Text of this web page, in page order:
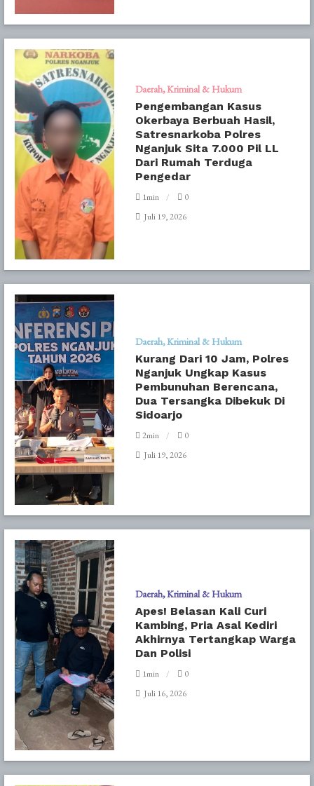
Daerah Kriminal & Hukum
Pengembangan Kasus
Okerbaya Berbuah Hasil,
Satresnarkoba Polres
Nganjuk Sita 7.000 Pil LL
Dari Rumah Terduga
Pengedar
1min
0
Juli 19, 2026
Daerah Kriminal & Hukum
Kurang Dari 10 Jam, Polres
Nganjuk Ungkap Kasus
Pembunuhan Berencana,
Dua Tersangka Dibekuk Di
Sidoarjo
2min
0
Juli 19, 2026
Daerah Kriminal & Hukum
Apes! Belasan Kali Curi
Kambing, Pria Asal Kediri
Akhirnya Tertangkap Warga
Dan Polisi
1min
0
Juli 16, 2026